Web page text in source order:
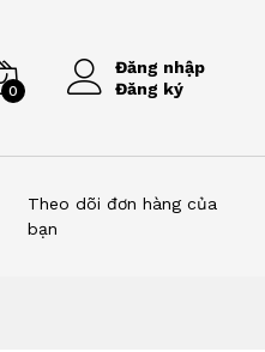
0
Đăng nhập
Đăng ký
Theo dõi đơn hàng của
bạn